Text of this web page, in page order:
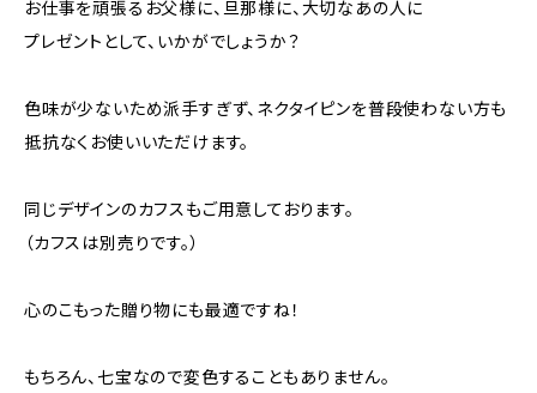
お仕事を頑張るお父様に、旦那様に、大切なあの人に
プレゼントとして、いかがでしょうか？
色味が少ないため派手すぎず、ネクタイピンを普段使わない方も
抵抗なくお使いいただけます。
同じデザインのカフスもご用意しております。
（カフスは別売りです。）
心のこもった贈り物にも最適ですね！
もちろん、七宝なので変色することもありません。